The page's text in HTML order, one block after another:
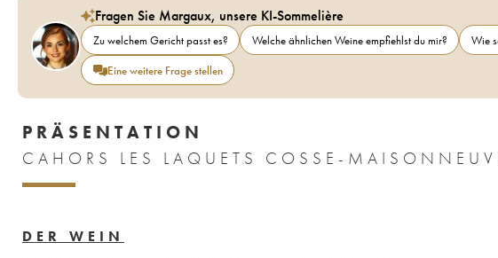
Fragen Sie Margaux, unsere KI-Sommelière
Zu welchem Gericht passt es? Welche ähnlichen Weine empfiehlst du mir? Wie
Eine weitere Frage stellen
PRÄSENTATION
CAHORS LES LAQUETS COSSE-
DER WEIN